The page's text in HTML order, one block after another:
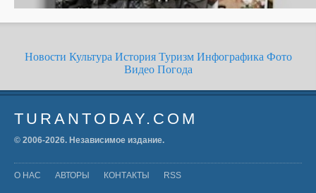
Новости Культура История Туризм Инфографика Фото
Видео Погода
TURANTODAY.COM
© 2006-2026. Независимое издание.
О НАС АВТОРЫ КОНТАКТЫ RSS